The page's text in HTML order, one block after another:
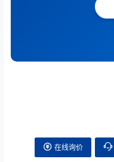
在线询价